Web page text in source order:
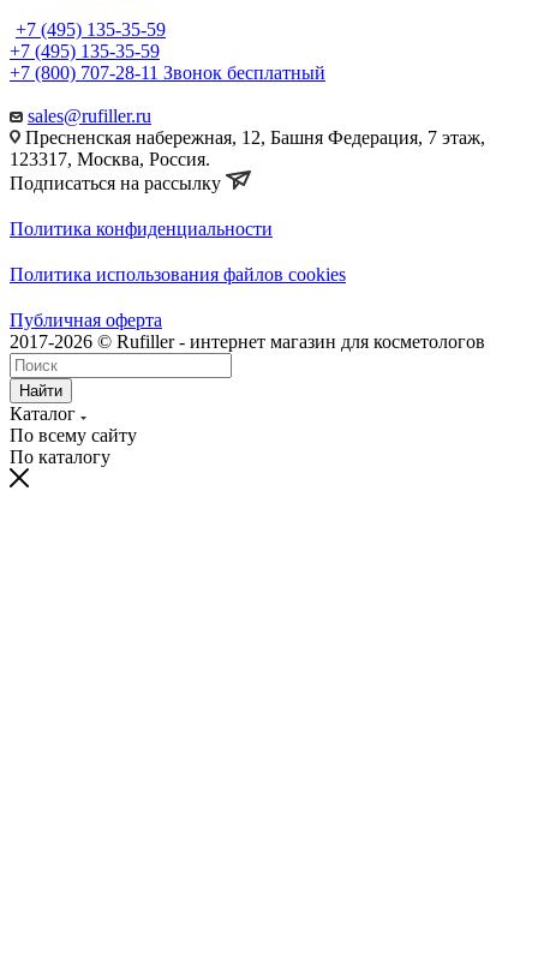
+7 (495) 135-35-59
+7 (495) 135-35-59
sales@rufiller.ru
Пресненская набережная, 12, Башня Федерация, 7 этаж,
123317, Москва, Россия.
Публичная оферта
2017-2026 © Rufiller - интернет магазин для косметологов
Найти
Каталог
По всему сайту
По каталогу